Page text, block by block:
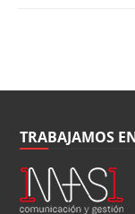
TRABAJAMOS